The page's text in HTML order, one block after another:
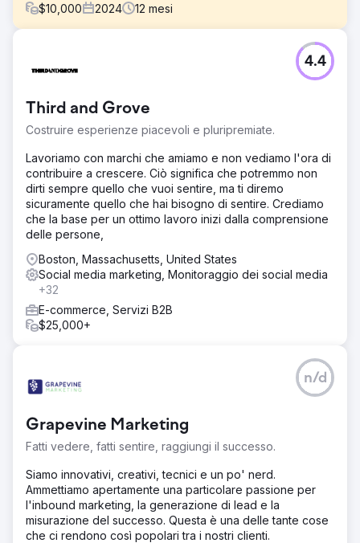
$10,000 2024 12 mesi
Kompozit Pazari mirava ad aumentare il traffico e le
vendite, ma non aveva le competenze SEO fondamentali.
scadenti, target di scansione di basso valore, immagini
non ottimizzate e contenuti di categoria scarsi. Ci siamo
concentrati sul miglioramento della SEO on-site,
sull'ottimizzazione delle immagini e sul potenziamento
delle pagine di categoria per aumentare la visibilità
attraverso la ricerca non brandizzata.
Soluzione
Abbiamo condotto un audit del sito Semrush per risolvere
problemi come contenuti duplicati, link non funzionanti,
errori 404 e problemi JavaScript. L'analisi della
concorrenza ha rivelato le principali fonti di traffico e le
parole chiave più performanti, concentrandosi sulla
ricerca non brandizzata. Il monitoraggio della posizione
ha monitorato il posizionamento delle parole chiave e la
visibilità dei contenuti. Infine, i backlink tossici sono stati
Risultato
categoria ottimizzate per la SEO e più di 15 post sul blog.
Nonostante le difficoltà infrastrutturali, molti problemi
tecnici sono stati risolti grazie a una comunicazione
contenuti, la visibilità è aumentata del 9,94%, il tasso di
conversione del 2,89%, le transazioni del 93% e il
fatturato dell'1.188%.
Third and Grove
Costruire esperienze piacevoli e pluripremiate.
4.4
Lavoriamo con marchi che amiamo e non vediamo l'ora di
contribuire a crescere. Ciò significa che potremmo non
dirti sempre quello che vuoi sentire, ma ti diremo
sicuramente quello che hai bisogno di sentire. Crediamo
che la base per un ottimo lavoro inizi dalla comprensione
delle persone,
Boston, Massachusetts, United States
Social media marketing, Monitoraggio dei social media
+32
E-commerce, Servizi B2B
$25,000+
Grapevine Marketing
Fatti vedere, fatti sentire, raggiungi il successo.
n/d
Siamo innovativi, creativi, tecnici e un po' nerd.
Ammettiamo apertamente una particolare passione per
l'inbound marketing, la generazione di lead e la
misurazione del successo. Questa è una delle tante cose
che ci rendono così popolari tra i nostri clienti.